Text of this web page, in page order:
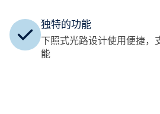
独特的功能
下照式光路设计使用便捷，
能